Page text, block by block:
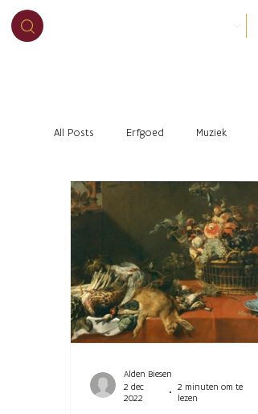
All Posts Erfgoed Muziek
Alden Biesen
2 dec
2022
2 minuten om te
lezen